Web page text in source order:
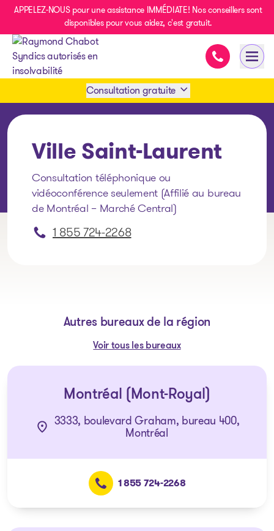
APPELEZ-NOUS pour une assistance IMMÉDIATE! Nos conseillers sont
disponibles pour vous aidez, c'est gratuit.
Assistance
Consultation gratuite
SMS 1 514 878-0888
Ville Saint-Laurent
Consultation téléphonique ou
vidéoconférence seulement (Affilié au bureau
de Montréal – Marché Central)
1 855 724-2268
Autres bureaux de la région
Voir tous les bureaux
Montréal (Mont-Royal)
3333, boulevard Graham, bureau 400,
Montréal
1 855 724-2268